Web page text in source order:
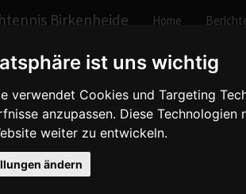
ist uns wichtig
verwendet Cookies und Targeting
anzupassen. Diese
weiter zu entwickeln.
ändern
Birkenheide Home
Spiele 2003/2004 Herren III Spielbericht
III - TTC Oppau